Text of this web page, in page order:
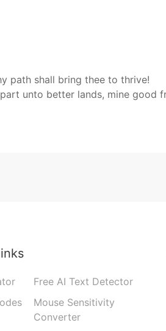
path shall bring thee to thrive!
unto better lands, mine good
Free AI Text Detector
Mouse Sensitivity
Converter